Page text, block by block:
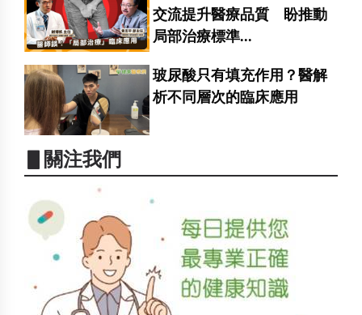
交流提升醫療品質 盼推動
局部治療標準...
玻尿酸只有填充作用？醫解
析不同層次的臨床應用
▋關注我們